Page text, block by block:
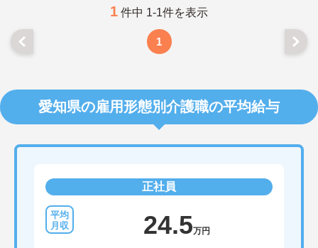
1 件中 1-1件を表示
1
愛知県の雇用形態別介護職の平均給与
正社員
24.5万円